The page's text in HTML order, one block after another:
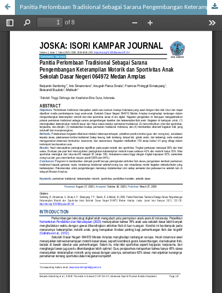
Panitia Perlombaan Tradisional Sebagai Sarana Pengembangan Keterampilan Motorik dan Sportivitas Anak Sekolah Dasar Negeri 064972 Medan Amplas